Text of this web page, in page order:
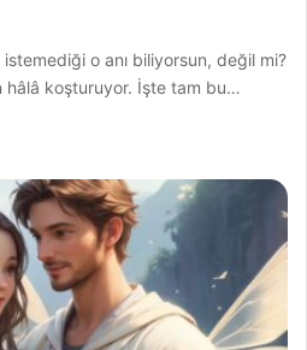
o anı biliyorsun, değil mi?
hâlâ koşturuyor. İşte tam bu…